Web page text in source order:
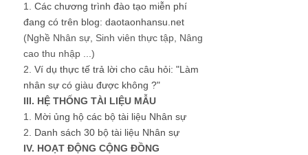
1. Các chương trình đào tạo miễn phí
đang có trên blog: daotaonhansu.net
(Nghề Nhân sự, Sinh viên thực tập, Nâng
cao thu nhập ...)
2. Ví dụ thực tế trả lời cho câu hỏi: "Làm
nhân sự có giàu được không ?"
III. HỆ THỐNG TÀI LIỆU MẪU
1. Mời ủng hộ các bộ tài liệu Nhân sự
2. Danh sách 30 bộ tài liệu Nhân sự
IV. HOẠT ĐỘNG CỘNG ĐỒNG